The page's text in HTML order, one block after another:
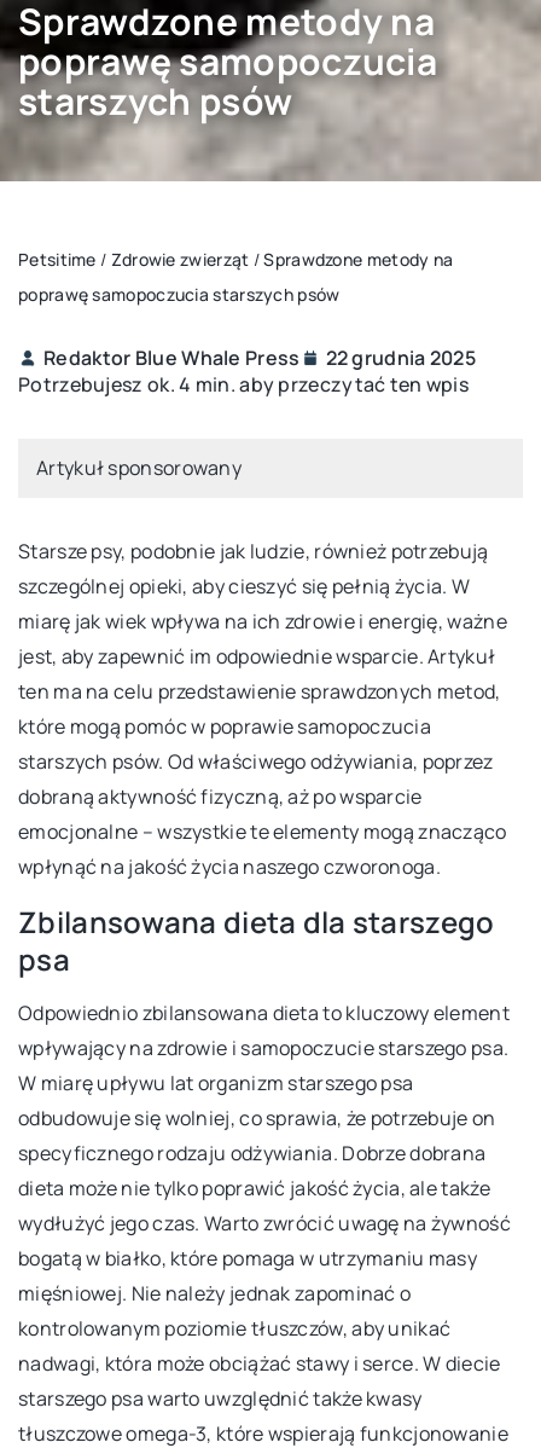
Sprawdzone metody na
poprawę samopoczucia
starszych psów
Petsitime / Zdrowie zwierząt /Sprawdzone metody na
poprawę samopoczucia starszych psów
Redaktor Blue Whale Press
22 grudnia 2025
Potrzebujesz ok. 4 min. aby przeczytać ten wpis
Artykuł sponsorowany
Starsze psy, podobnie jak ludzie, również potrzebują
szczególnej opieki, aby cieszyć się pełnią życia. W
miarę jak wiek wpływa na ich zdrowie i energię, ważne
jest, aby zapewnić im odpowiednie wsparcie. Artykuł
ten ma na celu przedstawienie sprawdzonych metod,
które mogą pomóc w poprawie samopoczucia
starszych psów. Od właściwego odżywiania, poprzez
dobraną aktywność fizyczną, aż po wsparcie
emocjonalne – wszystkie te elementy mogą znacząco
wpłynąć na jakość życia naszego czworonoga.
Zbilansowana dieta dla starszego
psa
Odpowiednio zbilansowana dieta to kluczowy element
wpływający na zdrowie i samopoczucie starszego psa.
W miarę upływu lat organizm starszego psa
odbudowuje się wolniej, co sprawia, że potrzebuje on
specyficznego rodzaju odżywiania. Dobrze dobrana
dieta może nie tylko poprawić jakość życia, ale także
wydłużyć jego czas. Warto zwrócić uwagę na żywność
bogatą w białko, które pomaga w utrzymaniu masy
mięśniowej. Nie należy jednak zapominać o
kontrolowanym poziomie tłuszczów, aby unikać
nadwagi, która może obciążać stawy i serce. W diecie
starszego psa warto uwzględnić także kwasy
tłuszczowe omega-3, które wspierają funkcjonowanie